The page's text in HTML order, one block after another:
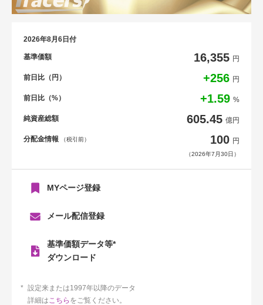
2026年8月6日付
基準価額 16,355 円
前日比（円） +256 円
前日比（%） +1.59 %
純資産総額 605.45 億円
分配金情報 （税引前） 100 円
（2026年7月30日）
MYページ登録
メール配信登録
基準価額データ等*
ダウンロード
設定来または1997年以降のデータ
詳細はこちら をご覧ください。